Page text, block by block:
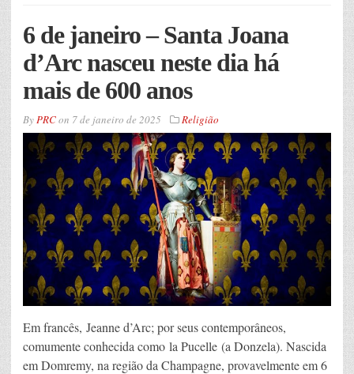
6 de janeiro – Santa Joana
d’Arc nasceu neste dia há
mais de 600 anos
By PRCon 7 de janeiro de 2025 Religião
Em francês, Jeanne d’Arc; por seus contemporâneos,
comumente conhecida como la Pucelle (a Donzela). Nascida
em Domremy, na região da Champagne, provavelmente em 6